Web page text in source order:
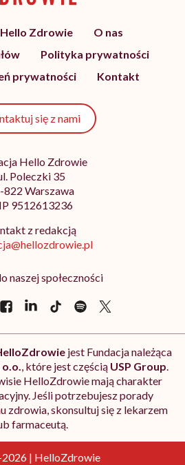
Zdrowie
O nas
Polityka prywatności
prywatności
Kontakt
się z nami
Hello Zdrowie
Poleczki 35
822 Warszawa
9512613236
z redakcją
naszej społeczności
jest Fundacja należąca
, które jest częścią USP Group.
HelloZdrowie mają charakter
Jeśli potrzebujesz porady
zdrowia, skonsultuj się z lekarzem
farmaceutą.
| HelloZdrowie